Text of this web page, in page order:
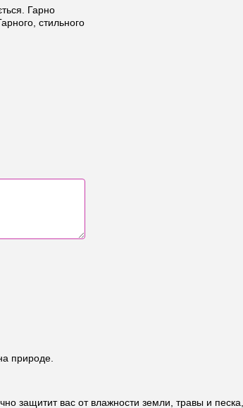
Гарно
стильного
природе.
защитит вас от влажности земли, травы и